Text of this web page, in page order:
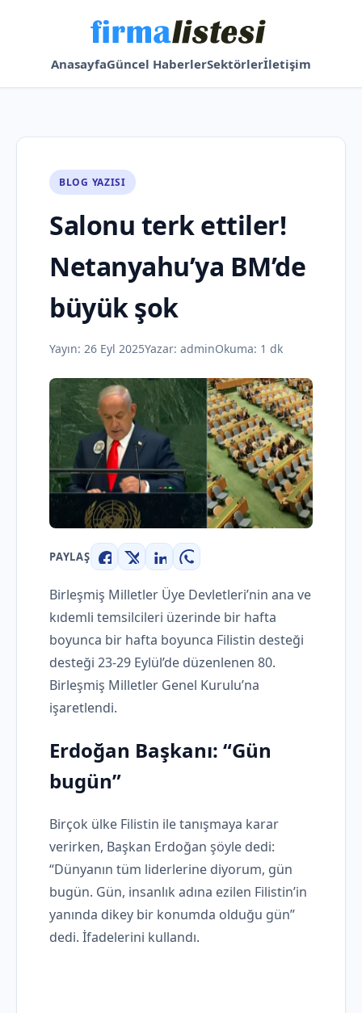
AnasayfaGüncel HaberlerSektörlerİletişim
BLOG YAZISI
Salonu terk ettiler!
Netanyahu’ya BM’de
büyük şok
Yayın: 26 Eyl 2025Yazar: adminOkuma: 1 dk
PAYLAŞ
Facebook
X LinkedInWhatsApp
Birleşmiş Milletler Üye Devletleri’nin ana ve
kıdemli temsilcileri üzerinde bir hafta
boyunca bir hafta boyunca Filistin desteği
desteği 23-29 Eylül’de düzenlenen 80.
Birleşmiş Milletler Genel Kurulu’na
işaretlendi.
Erdoğan Başkanı: “Gün
bugün”
Birçok ülke Filistin ile tanışmaya karar
verirken, Başkan Erdoğan şöyle dedi:
“Dünyanın tüm liderlerine diyorum, gün
bugün. Gün, insanlık adına ezilen Filistin’in
yanında dikey bir konumda olduğu gün”
dedi. İfadelerini kullandı.